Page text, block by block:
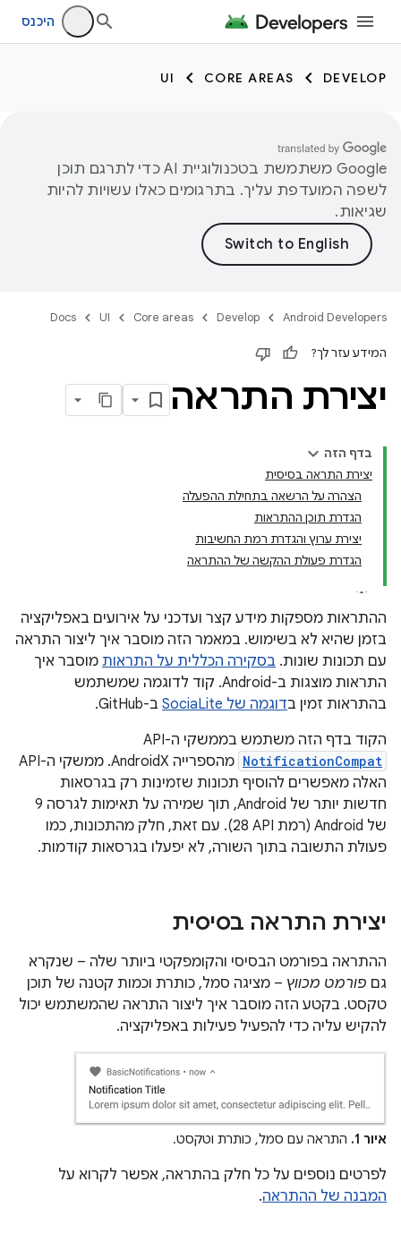
היכנס
DEVELOP
CORE AREAS
UI
‫Google משתמשת בטכנולוגיית AI כדי לתרגם תוכן
לשפה המועדפת עליך. בתרגומים כאלו עשויות להיות
שגיאות.
Android Developers
Develop
Core areas
UI
Docs
המידע עזר לך?
יצירת התראה
בדף הזה
יצירת התראה בסיסית
הצהרה על הרשאה בתחילת ההפעלה
הגדרת תוכן ההתראות
יצירת ערוץ והגדרת רמת החשיבות
הגדרת פעולת ההקשה של ההתראה
ההתראות מספקות מידע קצר ועדכני על אירועים באפליקציה
בזמן שהיא לא בשימוש. במאמר הזה מוסבר איך ליצור התראה
עם תכונות שונות. בסקירה הכללית על התראות מוסבר איך
התראות מוצגות ב-Android. קוד לדוגמה שמשתמש
בהתראות זמין בדוגמה של SociaLite
ב-GitHub.
הקוד בדף הזה משתמש בממשקי ה-API‏
NotificationCompat
מהספרייה AndroidX. ממשקי ה-API
האלה מאפשרים להוסיף תכונות שזמינות רק בגרסאות
חדשות יותר של Android, תוך שמירה על תאימות לגרסה 9
של Android (רמת API‏ 28). עם זאת, חלק מהתכונות, כמו
פעולת התשובה בתוך השורה, לא יפעלו בגרסאות קודמות.
יצירת התראה בסיסית
ההתראה בפורמט הבסיסי והקומפקטי ביותר שלה – שנקרא
גם פורמט מכווץ – מציגה סמל, כותרת וכמות קטנה של תוכן
טקסט. בקטע הזה מוסבר איך ליצור התראה שהמשתמש יכול
להקיש עליה כדי להפעיל פעילות באפליקציה.
איור 1. התראה עם סמל, כותרת וטקסט.
לפרטים נוספים על כל חלק בהתראה, אפשר לקרוא על
המבנה של ההתראה.